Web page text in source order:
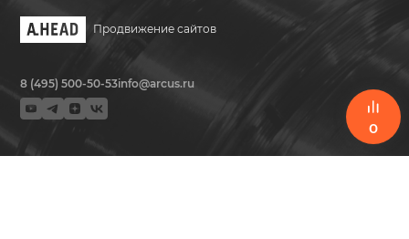
0
Продвижение сайтов
8 (495) 500-50-53info@arcus.ru